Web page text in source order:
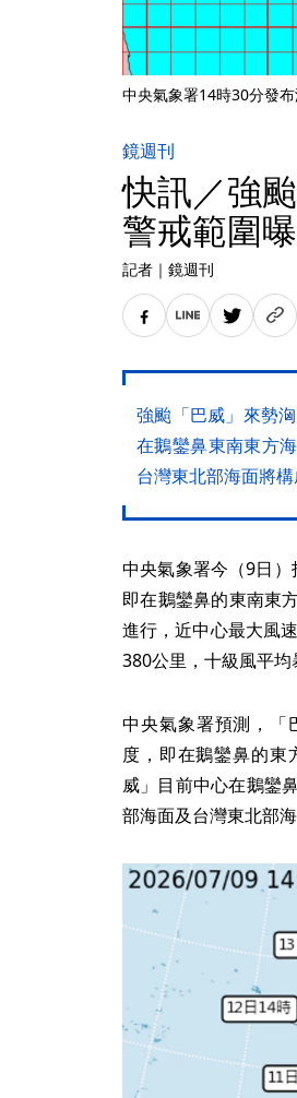
中央氣象署14時30分發
鏡週刊
快訊／強
警戒範圍
記者 ｜ 鏡週刊
強颱「巴威」來勢
在鵝鑾鼻東南東方
台灣東北部海面將構
中央氣象署今（9日）
即在鵝鑾鼻的東南東
進行，近中心最大風
380公里，十級風平均
中央氣象署預測，「
度，即在鵝鑾鼻的東
威」目前中心在鵝鑾
部海面及台灣東北部海